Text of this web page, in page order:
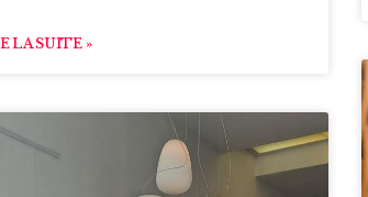
LA SUITE »